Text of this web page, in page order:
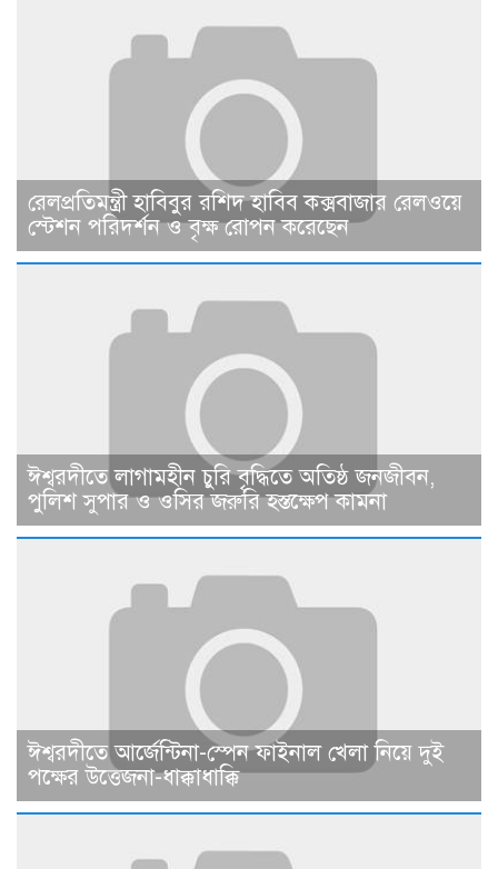
রেলপ্রতিমন্ত্রী হাবিবুর রশিদ হাবিব কক্সবাজার রেলওয়ে
স্টেশন পরিদর্শন ও বৃক্ষ রোপন করেছেন
ঈশ্বরদীতে লাগামহীন চুরি বৃদ্ধিতে অতিষ্ঠ জনজীবন,
পুলিশ সুপার ও ওসির জরুরি হস্তক্ষেপ কামনা ​
ঈশ্বরদীতে আর্জেন্টিনা-স্পেন ফাইনাল খেলা নিয়ে দুই
পক্ষের উত্তেজনা-ধাক্কাধাক্কি